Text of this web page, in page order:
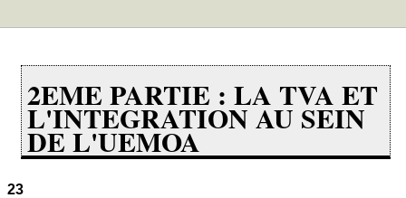
2EME PARTIE : LA TVA ET
L'INTEGRATION AU SEIN
DE L'UEMOA
23